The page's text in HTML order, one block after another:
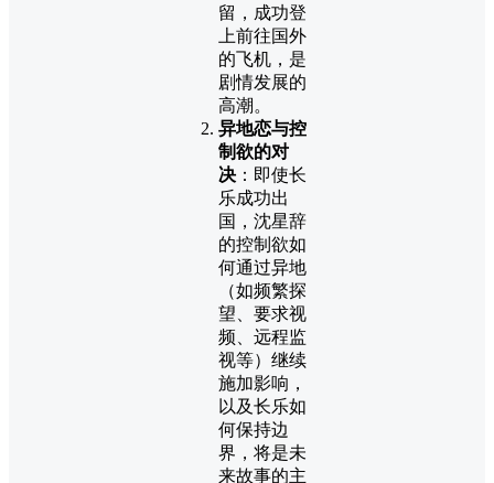
留，成功登
上前往国外
的飞机，是
剧情发展的
高潮。
异地恋与控
制欲的对
决 ：即使长
乐成功出
国，沈星辞
的控制欲如
何通过异地
（如频繁探
望、要求视
频、远程监
视等）继续
施加影响，
以及长乐如
何保持边
界，将是未
来故事的主